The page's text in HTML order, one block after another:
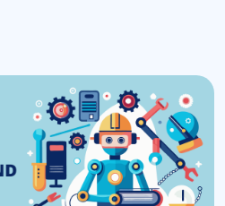
dan meningkatkan